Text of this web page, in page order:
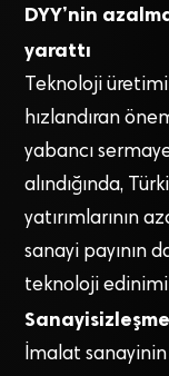
DYY’nin
yarattı
Teknoloji
hızlandıran
yabancı
alındığında,
yatırımlarının
sanayi payının
teknoloji edinimi
İmalat